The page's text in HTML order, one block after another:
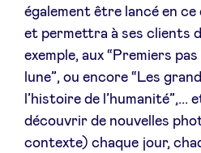
également être lancé en ce
et permettra à ses clients
exemple, aux “Premiers pas
lune”, ou encore “Les
l’histoire de l’humanité”,...
découvrir de nouvelles
contexte) chaque jour,